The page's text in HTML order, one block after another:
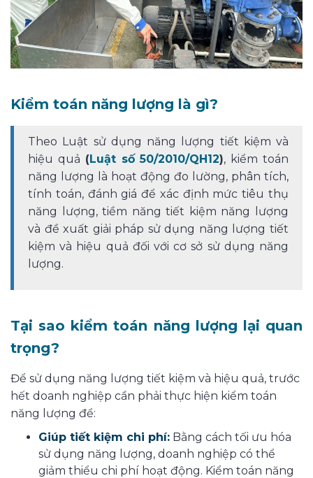
Kiểm toán năng lượng là gì?
Theo Luật sử dụng năng lượng tiết kiệm và
hiệu quả (Luật số 50/2010/QH12), kiểm toán
năng lượng là hoạt động đo lường, phân tích,
tính toán, đánh giá để xác định mức tiêu thụ
năng lượng, tiềm năng tiết kiệm năng lượng
và đề xuất giải pháp sử dụng năng lượng tiết
kiệm và hiệu quả đối với cơ sở sử dụng năng
lượng.
Tại sao kiểm toán năng lượng lại quan
trọng?
Để sử dụng năng lượng tiết kiệm và hiệu quả, trước
hết doanh nghiệp cần phải thực hiện kiểm toán
năng lượng để:
Giúp tiết kiệm chi phí: Bằng cách tối ưu hóa
sử dụng năng lượng, doanh nghiệp có thể
giảm thiểu chi phí hoạt động. Kiểm toán năng